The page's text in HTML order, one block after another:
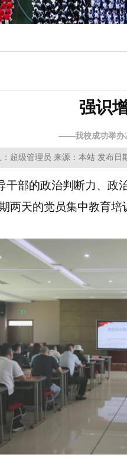
强识
——我校成功举办
超级管理员 来源：本站 发布日
部的政治判断力、政
两天的党员集中教育